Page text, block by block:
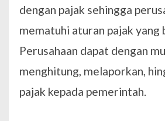
dengan pajak sehingga
mematuhi aturan pajak yang
Perusahaan dapat dengan
menghitung, melaporkan,
pajak kepada pemerintah.